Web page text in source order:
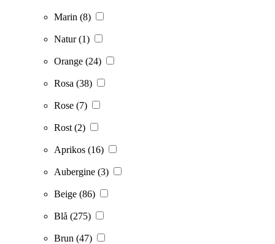
Marin (8)
Natur(1)
Orange (24)
Rosa (38)
Rose (7)
Rost (2)
Aprikos (16)
Aubergine (3)
Beige (86)
Blå (275)
Brun (47)